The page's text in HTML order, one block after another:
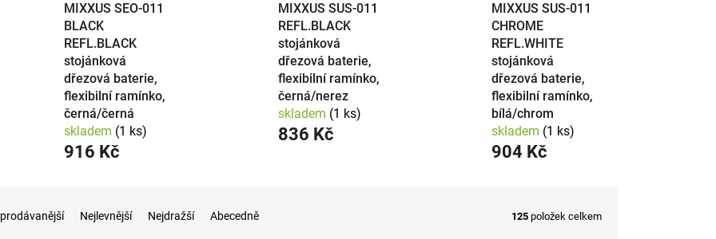
MIXXUS SEO-011
BLACK
REFL.BLACK
stojánková
dřezová baterie,
flexibilní ramínko,
černá/černá
skladem (1 ks)
916 Kč
MIXXUS SUS-011
REFL.BLACK
stojánková
dřezová baterie,
flexibilní ramínko,
černá/nerez
skladem (1 ks)
836 Kč
MIXXUS SUS-011
CHROME
REFL.WHITE
stojánková
dřezová baterie,
flexibilní ramínko,
bílá/chrom
skladem (1 ks)
904 Kč
Nejlevnější Nejdražší Abecedně 125 položek celkem